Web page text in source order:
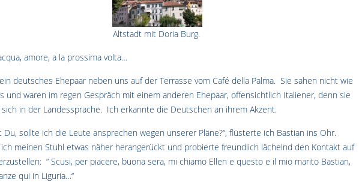
Altstadt mit Doria Burg.
amore, a la prossima volta…
deutsches Ehepaar neben uns auf der Terrasse vom Café della Palma. Sie sahen nicht wie
und waren im regen Gespräch mit einem anderen Ehepaar, offensichtlich Italiener, denn sie
in der Landessprache. Ich erkannte die Deutschen an ihrem Akzent.
Du, sollte ich die Leute ansprechen wegen unserer Pläne?“, flüsterte ich Bastian ins Ohr.
meinen Stuhl etwas näher herangerückt und probierte freundlich lächelnd den Kontakt auf
“ Scusi, per piacere, buona sera, mi chiamo Ellen e questo e il mio marito Bastian,
qui in Liguria…“